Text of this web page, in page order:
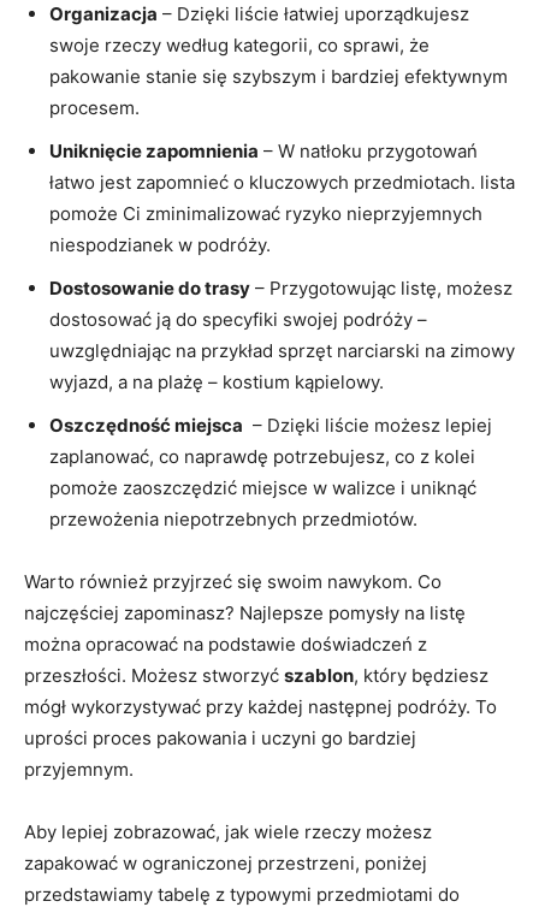
Organizacja – Dzięki ⁤liście łatwiej uporządkujesz
swoje rzeczy⁢ według kategorii, co sprawi, ‍że ​
pakowanie⁤ stanie się szybszym i bardziej efektywnym
procesem.
Uniknięcie zapomnienia ​– W natłoku przygotowań
łatwo jest zapomnieć ⁢o ⁣kluczowych przedmiotach. lista
pomoże Ci‍ zminimalizować ryzyko nieprzyjemnych
niespodzianek w podróży.
Dostosowanie do trasy –‍ Przygotowując listę, możesz
dostosować ją‌ do specyfiki⁣ swojej podróży – ​
uwzględniając na ‌przykład⁢ sprzęt narciarski ⁢na zimowy
wyjazd, a‌ na plażę – kostium ⁤kąpielowy.
Oszczędność ​miejsca ​ – Dzięki⁣ liście możesz lepiej
zaplanować, co naprawdę potrzebujesz, co⁣ z ⁢kolei
pomoże zaoszczędzić miejsce w walizce i uniknąć
przewożenia niepotrzebnych przedmiotów.
Warto również⁤ przyjrzeć się swoim ⁤nawykom. Co
najczęściej zapominasz? Najlepsze pomysły⁤ na listę
można opracować na podstawie doświadczeń z
przeszłości. Możesz ⁤stworzyć szablon, który będziesz ​
mógł wykorzystywać przy⁤ każdej następnej podróży. To
uprości proces pakowania i uczyni⁢ go ‍bardziej
przyjemnym.
Aby lepiej zobrazować, jak wiele rzeczy możesz
zapakować w ‌ograniczonej przestrzeni,​ poniżej
przedstawiamy ⁤tabelę ​z typowymi przedmiotami do